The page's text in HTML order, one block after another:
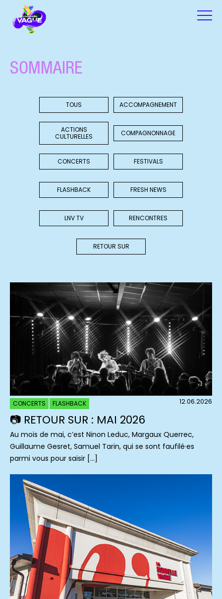
SOMMAIRE
TOUS ACCOMPAGNEMENT
ACTIONS
CULTURELLES
COMPAGNONNAGE
CONCERTS FESTIVALS
FLASHBACK FRESH NEWS
LNV TV RENCONTRES
RETOUR SUR
CONCERTS FLASHBACK 12.06.2026
📷 RETOUR SUR : MAI 2026
Au mois de mai, c’est Ninon Leduc, Margaux Querrec,
Guillaume Gesret, Samuel Tarin, qui se sont faufilé·es
parmi vous pour saisir […]